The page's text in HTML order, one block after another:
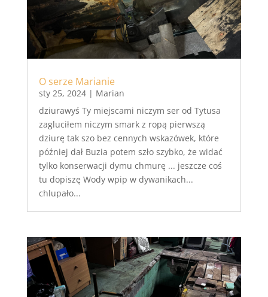
O serze Marianie
sty 25, 2024| Marian
dziurawyś Ty miejscami niczym ser od Tytusa
zagluciłem niczym smark z ropą pierwszą
dziurę tak szo bez cennych wskazówek, które
później dał Buzia potem szło szybko, że widać
tylko konserwacji dymu chmurę ... jeszcze coś
tu dopiszę Wody wpip w dywanikach...
chlupało...